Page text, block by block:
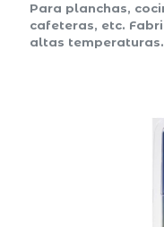
Para planchas,
cafeteras, etc.
altas temperaturas.